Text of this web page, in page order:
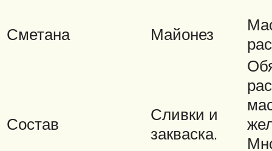
Сметана Майонез
Состав
Сливки и
закваска.